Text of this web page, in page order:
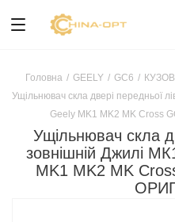
Головна / GEELY / GC6 /
Ущільнювач скла двері передньої
Geely MK1 MK2 MK Cross
Ущільнювач скла
зовнішній Джилі
MK1 MK2 MK